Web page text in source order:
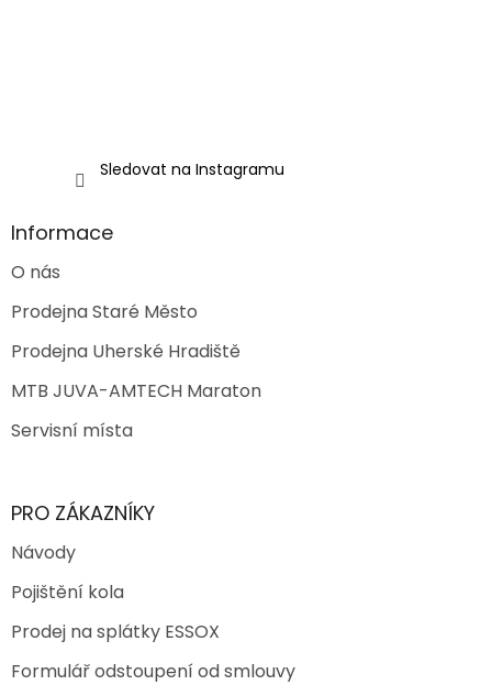
Sledovat na Instagramu
Informace
O nás
Prodejna Staré Město
Prodejna Uherské Hradiště
MTB JUVA-AMTECH Maraton
Servisní místa
PRO ZÁKAZNÍKY
Návody
Pojištění kola
Prodej na splátky ESSOX
Formulář odstoupení od smlouvy